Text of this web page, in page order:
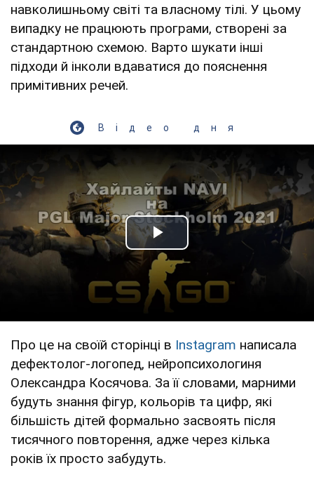
навколишньому світі та власному тілі. У цьому
випадку не працюють програми, створені за
стандартною схемою. Варто шукати інші
підходи й інколи вдаватися до пояснення
примітивних речей.
Відео дня
Play Video
Про це на своїй сторінці в Instagram написала
дефектолог-логопед, нейропсихологиня
Олександра Косячова. За її словами, марними
будуть знання фігур, кольорів та цифр, які
більшість дітей формально засвоять після
тисячного повторення, адже через кілька
років їх просто забудуть.